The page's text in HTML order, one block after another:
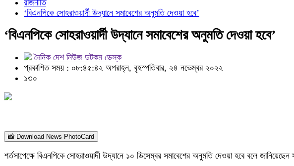
রাজনীতি
‘বিএনপিকে সোহরাওয়ার্দী উদ্যানে সমাবেশের অনুমতি দেওয়া হবে’
‘বিএনপিকে সোহরাওয়ার্দী উদ্যানে সমাবেশের অনুমতি দেওয়া হবে’
দৈনিক দেশ নিউজ ডটকম ডেস্ক
প্রকাশিত সময় : ০৮:৪৫:৪২ অপরাহ্ন, বৃহস্পতিবার, ২৪ নভেম্বর ২০২২
১৩০
📸 Download News PhotoCard
শর্তসাপেক্ষে বিএনপিকে সোহরাওয়ার্দী উদ্যানে ১০ ডিসেম্বর সমাবেশের অনুমতি দেওয়া হবে বলে